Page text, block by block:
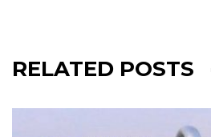
RELATED POSTS